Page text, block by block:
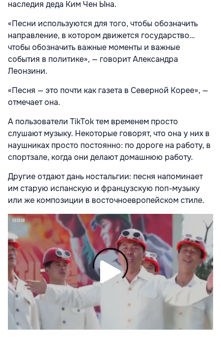
наследия деда Ким Чен Ына.
«Песни используются для того, чтобы обозначить
направление, в котором движется государство…
чтобы обозначить важные моменты и важные
события в политике», — говорит Александра
Леонзини.
«Песня — это почти как газета в Северной Корее», —
отмечает она.
А пользователи TikTok тем временем просто
слушают музыку. Некоторые говорят, что она у них в
наушниках просто постоянно: по дороге на работу, в
спортзале, когда они делают домашнюю работу.
Другие отдают дань ностальгии: песня напоминает
им старую испанскую и французскую поп-музыку
или же композиции в восточноевропейском стиле.